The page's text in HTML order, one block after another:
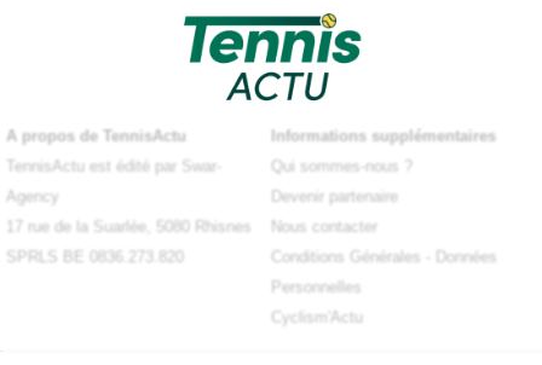
A propos de TennisActu
TennisActu est édité par Swar-
Agency
17 rue de la Suarlée, 5080 Rhisnes
SPRLS BE 0836.273.820
Informations supplémentaires
Qui sommes-nous ?
Devenir partenaire
Nous contacter
Conditions Générales
Données
Personnelles
Cyclism'Actu